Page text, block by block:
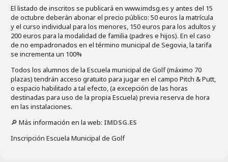
El listado de inscritos se publicará en www.imdsg.es y antes del 15
de octubre deberán abonar el precio público: 50 euros la matrícula
y el curso individual para los menores, 150 euros para los adultos y
200 euros para la modalidad de familia (padres e hijos). En el caso
de no empadronados en el término municipal de Segovia, la tarifa
se incrementa un 100%
Todos los alumnos de la Escuela municipal de Golf (máximo 70
plazas) tendrán acceso gratuito para jugar en el campo Pitch & Putt,
o espacio habilitado a tal efecto, (a excepción de las horas
destinadas para uso de la propia Escuela) previa reserva de hora
en las instalaciones.
🔎 Más información en la web: IMDSG.ES
Inscripción Escuela Municipal de Golf